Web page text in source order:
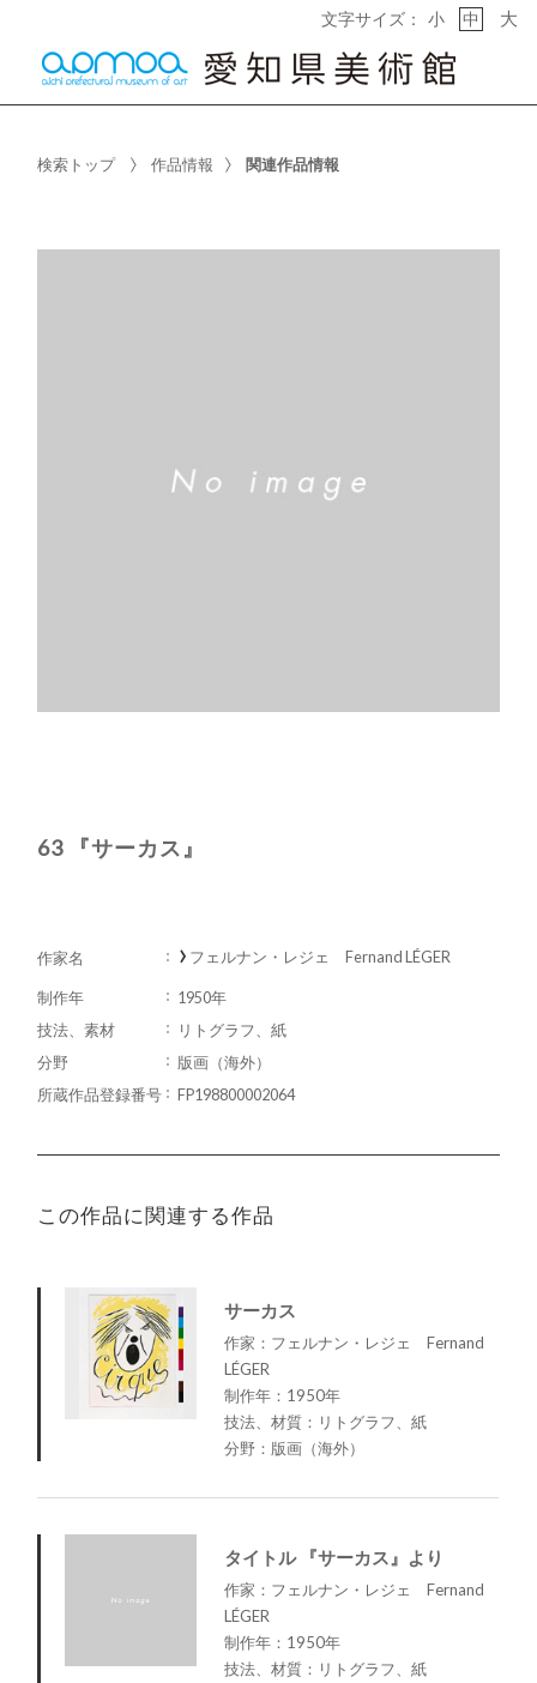
文字サイズ： 小 中 大
検索トップ 作品情報 関連作品情報
63 『サーカス』
作家名 フェルナン・レジェ Fernand LÉGER
制作年
1950年
技法、素材
リトグラフ、紙
分野
版画（海外）
所蔵作品登録番号
FP198800002064
この作品に関連する作品
サーカス
作家：フェルナン・レジェ Fernand
LÉGER
制作年：1950年
技法、材質：リトグラフ、紙
分野：版画（海外）
タイトル 『サーカス』より
作家：フェルナン・レジェ Fernand
LÉGER
制作年：1950年
技法、材質：リトグラフ、紙